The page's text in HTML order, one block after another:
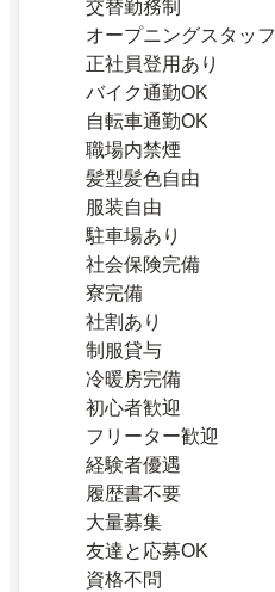
交替勤務制
オープニングスタッフ
正社員登用あり
バイク通勤OK
自転車通勤OK
職場内禁煙
髪型髪色自由
服装自由
駐車場あり
社会保険完備
寮完備
社割あり
制服貸与
冷暖房完備
初心者歓迎
フリーター歓迎
経験者優遇
履歴書不要
大量募集
友達と応募OK
資格不問